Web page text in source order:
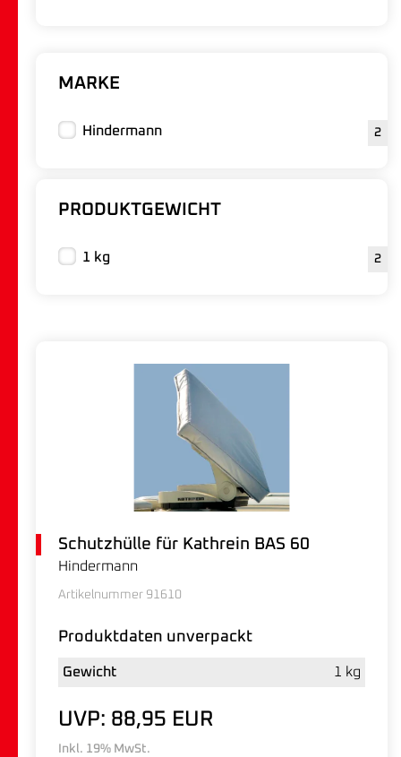
MARKE
Hindermann 2
PRODUKTGEWICHT
1 kg 2
Schutzhülle für Kathrein BAS 60
Hindermann
Artikelnummer 91610
Produktdaten unverpackt
Gewicht 1 kg
UVP: 88,95 EUR
Inkl. 19% MwSt.